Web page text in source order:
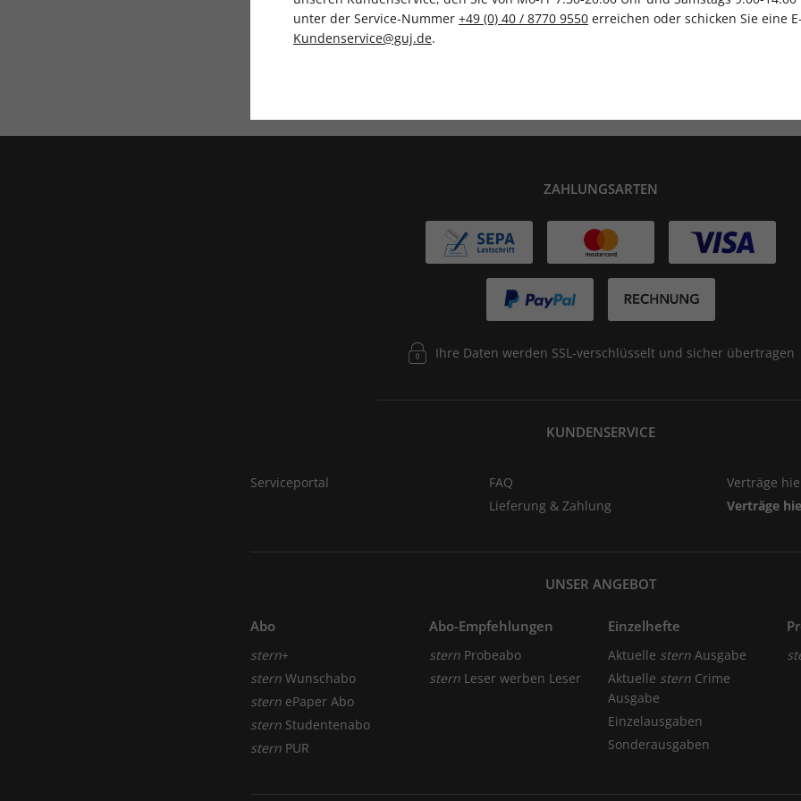
ZAHLUNGSARTEN
Ihre Daten werden SSL-verschlüsselt und sicher übertragen
KUNDENSERVICE
Serviceportal
FAQ
Lieferung & Zahlung
Verträge
Verträge
UNSER ANGEBOT
Abo
stern+
sternWunschabo
sternePaper Abo
sternStudentenabo
sternPUR
Abo-Empfehlungen
sternProbeabo
sternLeser werben Leser
Einzelhefte
Aktuelle sternAusgabe
Aktuelle sternCrime
Ausgabe
Einzelausgaben
Sonderausgaben
unter der Service-Nummer +49 (0) 40 / 8770 9550 erreichen oder schicken Sie eine
Kundenservice@guj.de.